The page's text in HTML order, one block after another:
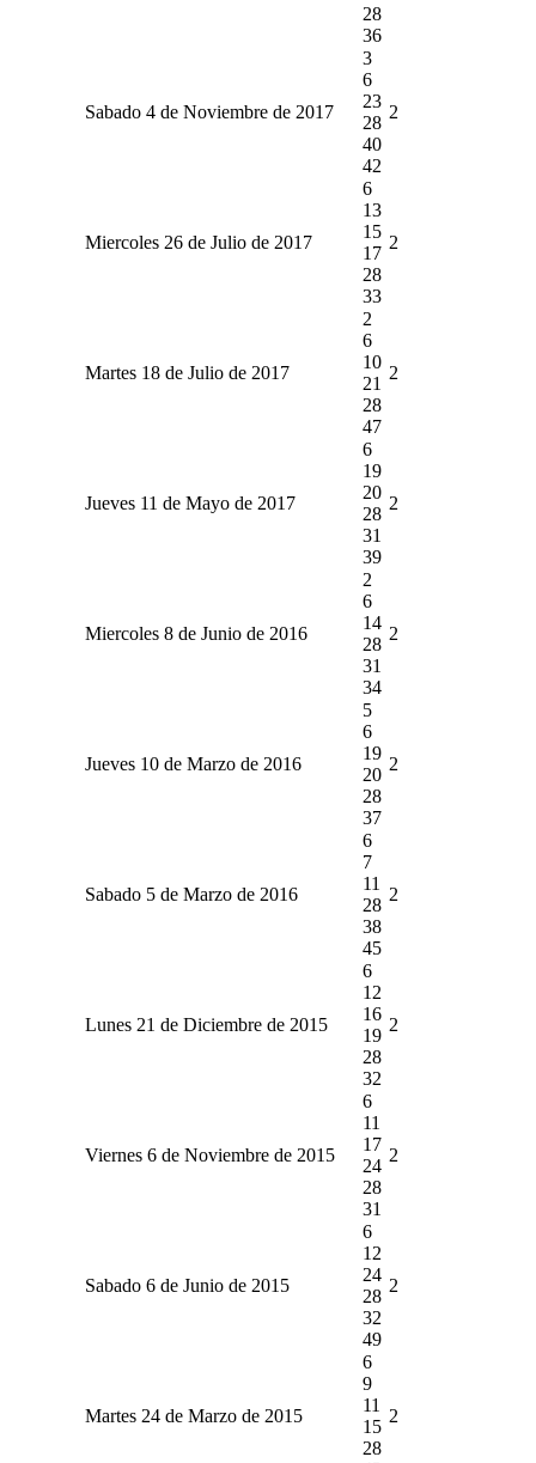
28
36
Sabado 4 de Noviembre de 2017
3
6
23
28
40
42
2
Miercoles 26 de Julio de 2017
6
13
15
17
28
33
2
Martes 18 de Julio de 2017
2
6
10
21
28
47
2
Jueves 11 de Mayo de 2017
6
19
20
28
31
39
2
Miercoles 8 de Junio de 2016
2
6
14
28
31
34
2
Jueves 10 de Marzo de 2016
5
6
19
20
28
37
2
Sabado 5 de Marzo de 2016
6
7
11
28
38
45
2
Lunes 21 de Diciembre de 2015
6
12
16
19
28
32
2
Viernes 6 de Noviembre de 2015
6
11
17
24
28
31
2
Sabado 6 de Junio de 2015
6
12
24
28
32
49
2
Martes 24 de Marzo de 2015
6
9
11
15
28
2